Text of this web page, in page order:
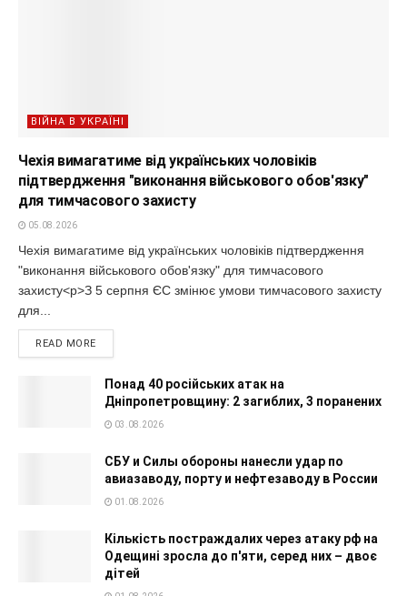
ВІЙНА В УКРАЇНІ
Чехія вимагатиме від українських чоловіків
підтвердження "виконання військового обов'язку"
для тимчасового захисту
05.08.2026
Чехія вимагатиме від українських чоловіків підтвердження
"виконання військового обов'язку" для тимчасового
захисту<p>З 5 серпня ЄС змінює умови тимчасового захисту
для...
READ MORE
Понад 40 російських атак на
Дніпропетровщину: 2 загиблих, 3 поранених
03.08.2026
СБУ и Силы обороны нанесли удар по
авиазаводу, порту и нефтезаводу в России
01.08.2026
Кількість постраждалих через атаку рф на
Одещині зросла до п'яти, серед них – двоє
дітей